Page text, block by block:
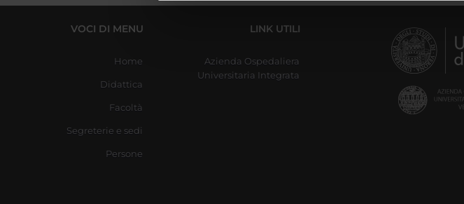
che hanno raccolto dal tuo utilizzo dei loro servizi.
VOCI DI MENU
Home
Didattica
Facoltà
Segreterie e sedi
Persone
LINK UTILI
Azienda Ospedaliera
Universitaria Integrata